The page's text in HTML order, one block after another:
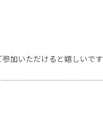
加いただけると嬉しいです